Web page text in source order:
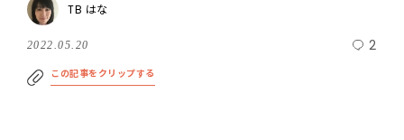
TB はな
2022.05.20 2
この記事をクリップする